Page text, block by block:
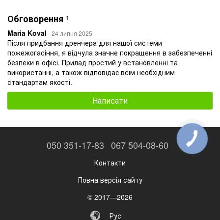
Обговорення 1
Maria Koval 24 липня 2025
Після придбання дренчера для нашої системи
пожежогасіння, я відчула значне покращення в забезпеченні
безпеки в офісі. Прилад простий у встановленні та
використанні, а також відповідає всім необхідним
стандартам якості.
Написати
050 351-17-83 067 504-08-60
Контакти
Повна версія сайту
© 2017—2026
Рус
КНОПКА
ЗВ'ЯЗКУ